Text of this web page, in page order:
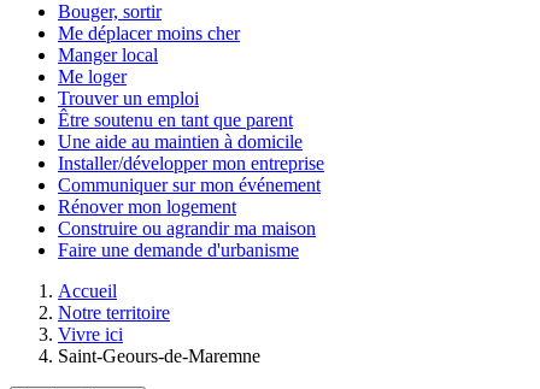
Bouger, sortir
Me déplacer moins cher
Manger local
Me loger
Trouver un emploi
Être soutenu en tant que parent
Une aide au maintien à domicile
Installer/développer mon entreprise
Communiquer sur mon événement
Rénover mon logement
Construire ou agrandir ma maison
Faire une demande d'urbanisme
Accueil
Notre territoire
Vivre ici
Saint-Geours-de-Maremne